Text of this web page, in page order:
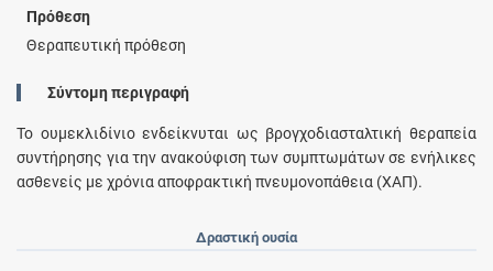
Πρόθεση
Θεραπευτική πρόθεση
Σύντομη περιγραφή
Το ουμεκλιδίνιο ενδείκνυται ως βρογχοδιασταλτική θεραπεία
συντήρησης για την ανακούφιση των συμπτωμάτων σε ενήλικες
ασθενείς με χρόνια αποφρακτική πνευμονοπάθεια (ΧΑΠ).
Δραστική ουσία